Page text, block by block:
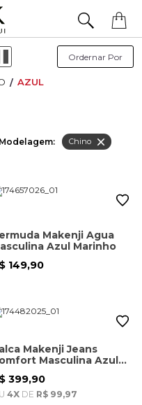
AZUL
Modelagem: Chino
Makenji Agua
Azul Marinho
149,90
Makenji Jeans
Masculina Azul
399,90
4X DE R$ 99,97